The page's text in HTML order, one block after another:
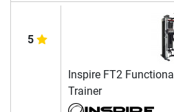
5
Inspire FT2 Functional
Trainer